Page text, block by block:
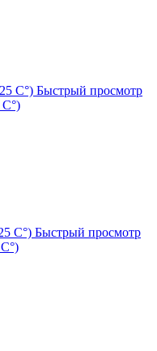
Быстрый просмотр
Быстрый просмотр